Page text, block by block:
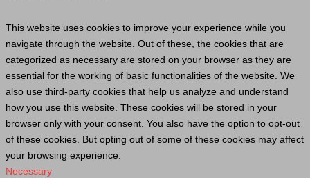
This website uses cookies to improve your experience while you
navigate through the website. Out of these, the cookies that are
categorized as necessary are stored on your browser as they are
essential for the working of basic functionalities of the website. We
also use third-party cookies that help us analyze and understand
how you use this website. These cookies will be stored in your
browser only with your consent. You also have the option to opt-out
of these cookies. But opting out of some of these cookies may affect
your browsing experience.
Necessary